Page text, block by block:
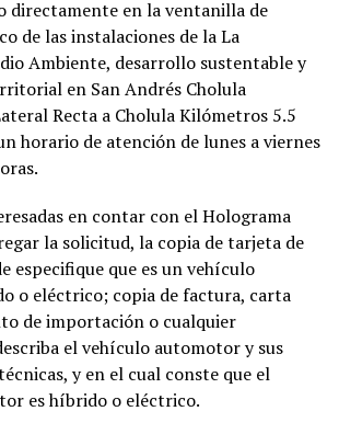
directamente en la ventanilla de
de las instalaciones de la La
Ambiente, desarrollo sustentable y
en San Andrés Cholula
Recta a Cholula Kilómetros 5.5
horario de atención de lunes a viernes
en contar con el Holograma
la solicitud, la copia de tarjeta de
especifique que es un vehículo
o eléctrico; copia de factura, carta
de importación o cualquier
el vehículo automotor y sus
y en el cual conste que el
es híbrido o eléctrico.